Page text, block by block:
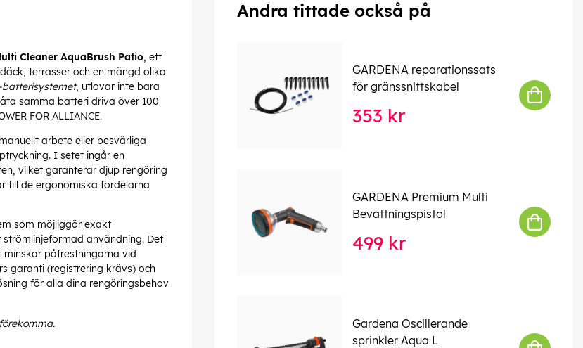
Cleaner AquaBrush Patio, ett
terrasser och en mängd olika
batterisystemet, utlovar inte bara
samma batteri driva över 100
FOR ALLIANCE.
arbete eller besvärliga
I setet ingår en
vilket garanterar djup rengöring
till de ergonomiska fördelarna
som möjliggör exakt
användning. Det
påfrestningarna vid
garanti (registrering krävs) och
för alla dina rengöringsbehov
Andra tittade också på
GARDENA reparationssats
för gränssnittskabel
353 kr
GARDENA Premium Multi
Bevattningspistol
499 kr
Gardena Oscillerande
sprinkler Aqua L